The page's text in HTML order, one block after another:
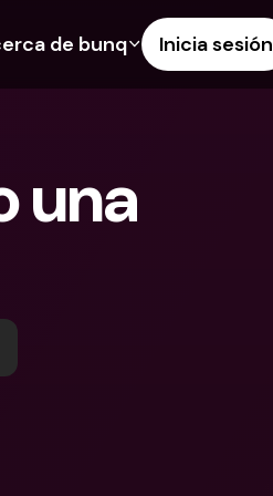
de crédito
IBAN extranjeros
de bunq
Blog
Informa de un problema
Inicia sesión
una